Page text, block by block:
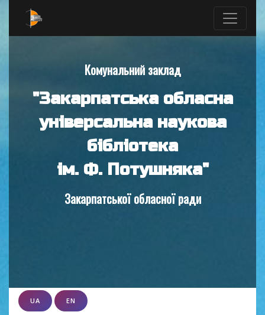
Комунальний заклад
"Закарпатська обласна
універсальна наукова
бібліотека
ім. Ф. Потушняка"
Закарпатської обласної ради
UA EN